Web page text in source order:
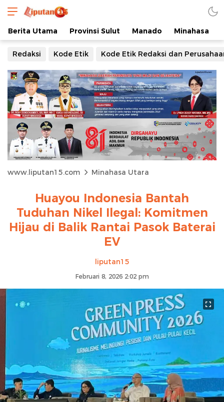
Berita Utama Provinsi Sulut Manado Minahasa
Redaksi Kode Etik Kode Etik Redaksi dan
www.liputan15.com Minahasa Utara
Huayou Indonesia Bantah
Tuduhan Nikel Ilegal: Komitmen
Hijau di Balik Rantai Pasok Baterai
EV
liputan15
Februari 8, 2026 2:02 pm